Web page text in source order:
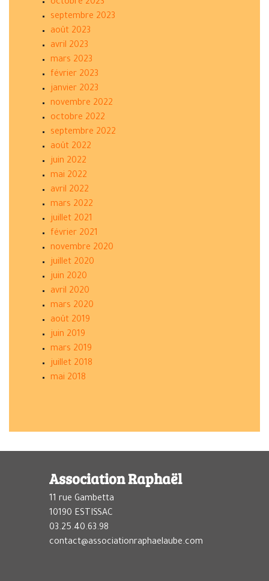
octobre 2023
septembre 2023
août 2023
avril 2023
mars 2023
février 2023
janvier 2023
novembre 2022
octobre 2022
septembre 2022
août 2022
juin 2022
mai 2022
avril 2022
mars 2022
juillet 2021
février 2021
novembre 2020
juillet 2020
juin 2020
avril 2020
mars 2020
août 2019
juin 2019
mars 2019
juillet 2018
mai 2018
Association Raphaël
11 rue Gambetta
10190 ESTISSAC
03.25.40.63.98
contact@associationraphaelaube.com